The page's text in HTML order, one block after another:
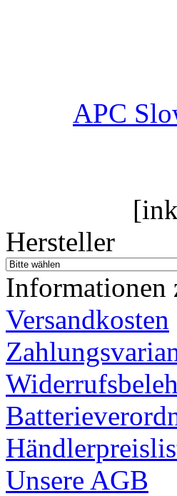
APC
Hersteller
Informationen
Versandkosten
Unsere AGB